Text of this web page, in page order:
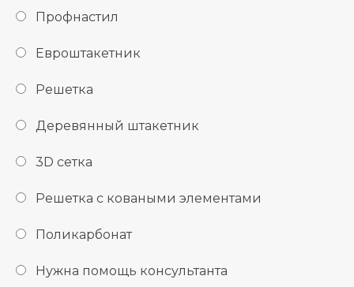
Профнастил
Евроштакетник
Решетка
Деревянный штакетник
3D сетка
Решетка с коваными элементами
Поликарбонат
Нужна помощь консультанта